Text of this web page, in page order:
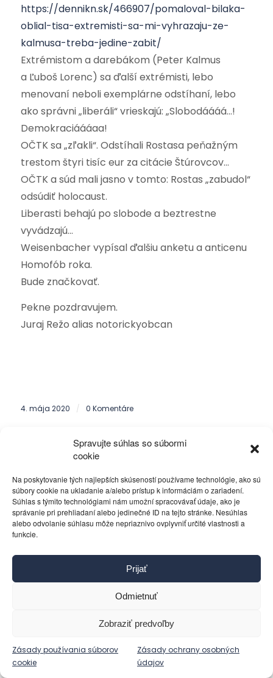
Spravujte súhlas so súbormi
cookie
Na poskytovanie tých najlepších skúseností používame technológie, ako sú
súbory cookie na ukladanie a/alebo prístup k informáciám o zariadení.
Súhlas s týmito technológiami nám umožní spracovávať údaje, ako je
správanie pri prehliadaní alebo jedinečné ID na tejto stránke. Nesúhlas
alebo odvolanie súhlasu môže nepriaznivo ovplyvniť určité vlastnosti a
funkcie.
Prijať
Odmietnuť
Zobraziť predvoľby
Zásady používania súborov
cookie
Zásady ochrany osobných
údajov
https://dennikn.sk/466907/pomaloval-bilaka-
oblial-tisa-extremisti-sa-mi-vyhrazaju-ze-
kalmusa-treba-jedine-zabit/
Extrémistom a darebákom (Peter Kalmus
a Ľuboš Lorenc) sa ďalší extrémisti, lebo
menovaní neboli exemplárne odstíhaní, lebo
ako správni „liberáli“ vrieskajú: „Slobodáááá…!
Demokraciáááaa!
OČTK sa „zľakli“. Odstíhali Rostasa peňažným
trestom štyri tisíc eur za citácie Štúrovcov…
OČTK a súd mali jasno v tomto: Rostas „zabudol“
odsúdiť holocaust.
Liberasti behajú po slobode a beztrestne
vyvádzajú…
Weisenbacher vypísal ďalšiu anketu a anticenu
Homofób roka.
Bude značkovať.
Pekne pozdravujem.
Juraj Režo alias notorickyobcan
4. mája 2020 / 0 Komentáre
0
KOMENTÁROV
Zanechajte komentár
Prepáčte, ale pred zanechaním